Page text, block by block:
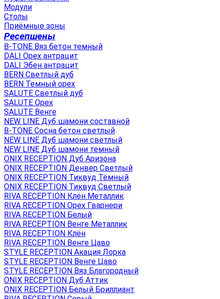
Модули
Столы
Приёмные зоны
Ресепшены
B-TONE Вяз бетон темный
DALI Орех антрацит
DALI Эбен антрацит
BERN Светлый дуб
BERN Темный орех
SALUTE Светлый дуб
SALUTE Орех
SALUTE Венге
NEW LINE Дуб шамони составной
B-TONE Сосна бетон светлый
NEW LINE Дуб шамони светлый
NEW LINE Дуб шамони темный
ONIX RECEPTION Дуб Аризона
ONIX RECEPTION Денвер Светлый
ONIX RECEPTION Тиквуд Тёмный
ONIX RECEPTION Тиквуд Светлый
RIVA RECEPTION Клён Металлик
RIVA RECEPTION Орех Гварнери
RIVA RECEPTION Белый
RIVA RECEPTION Венге Металлик
RIVA RECEPTION Клён
RIVA RECEPTION Венге Цаво
STYLE RECEPTION Акация Лорка
STYLE RECEPTION Венге Цаво
STYLE RECEPTION Вяз Благородный
ONIX RECEPTION Дуб Аттик
ONIX RECEPTION Белый Бриллиант